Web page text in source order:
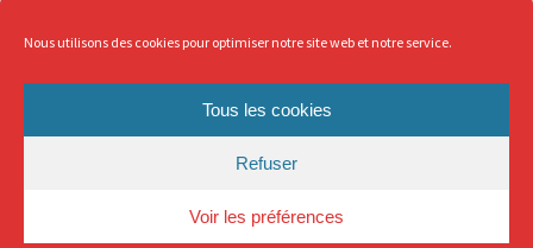
Nous utilisons des cookies pour optimiser notre site web et notre service.
Tous les cookies
Refuser
Voir les préférences
faire progresser les droits de tous les travailleurs du
avec Respect, c’est ce que nous revendiquons !
Contact -Mentions légales